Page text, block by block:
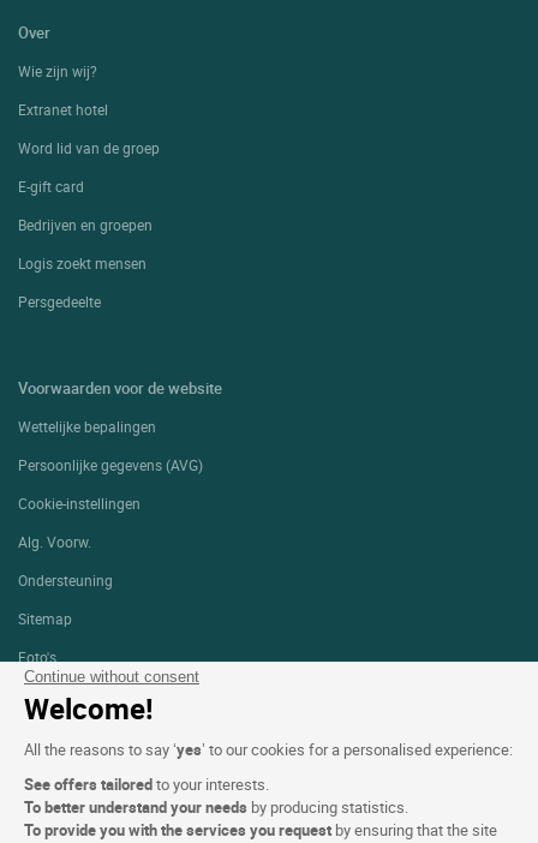
Continue without consent
Welcome!
All the reasons to say ‘yes’ to our cookies for a personalised experience:
See offers tailoredto your interests.
To better understand your needs by producing statistics.
To provide you with the services you request by ensuring that the site
Over
Wie zijn wij?
Extranet hotel
Word lid van de groep
E-gift card
Bedrijven en groepen
Logis zoekt mensen
Persgedeelte
Voorwaarden voor de website
Wettelijke bepalingen
Persoonlijke gegevens (AVG)
Cookie-instellingen
Alg. Voorw.
Ondersteuning
Sitemap
Foto's
VOLG ONS